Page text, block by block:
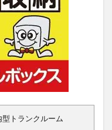
型トランクルーム